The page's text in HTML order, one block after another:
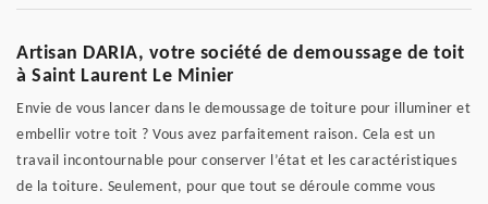
Artisan DARIA, votre société de demoussage de toit
à Saint Laurent Le Minier
Envie de vous lancer dans le demoussage de toiture pour illuminer et
embellir votre toit ? Vous avez parfaitement raison. Cela est un
travail incontournable pour conserver l’état et les caractéristiques
de la toiture. Seulement, pour que tout se déroule comme vous